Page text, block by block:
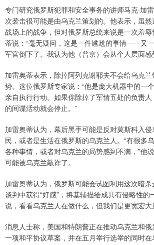
专门研究俄罗斯犯罪和安全事务的讲师马克·加
次袭击很可能是由乌克兰策划的。他表示，虽
战场上的战争，但对俄罗斯总统来说是一次羞
蒂说：“毫无疑问，这是一件尴尬的事情——又
军官倒下了。我认为他（普京）会从个人层面感
加雷奥蒂表示，除掉阿列克谢耶夫不会给乌克
势。这位俄罗斯专家说：“他是庞大机器中的一
亲自执行行动。如果你除掉了军情五处的负责
的间谍活动就会停止。”
加雷奥蒂认为，幕后黑手可能是反对莫斯科入
民，或者是生活在俄罗斯的乌克兰人。“有很多
各种事情，或者对乌克兰的局势感到不满，”他
可能被乌克兰敲诈了。
加雷奥蒂认为，俄罗斯可能会试图利用这次暗
谈判中获得“好感”，将基辅描绘成具有侵略性的
说，看看乌克兰人在做什么，但我们是更宽宏大
消息人士称，美国和特朗普正在推动乌克兰和
一项和平协议草案，并在五月举行选举的同时